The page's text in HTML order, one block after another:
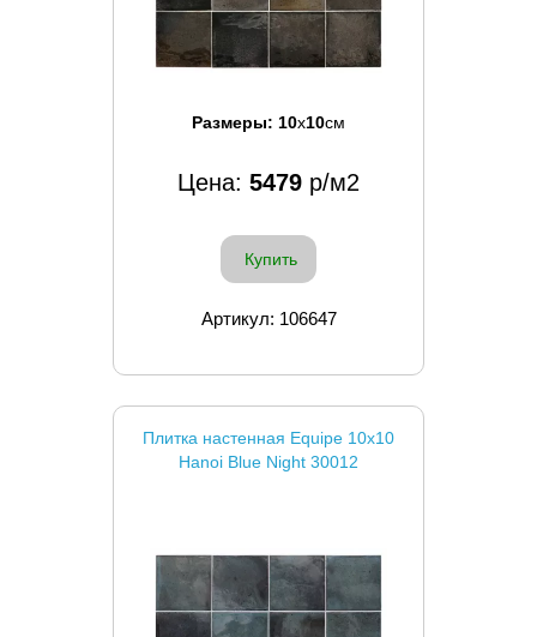
Размеры: 10x10см
Цена: 5479 р/м2
Купить
Артикул: 106647
Плитка настенная Equipe 10x10
Hanoi Blue Night 30012